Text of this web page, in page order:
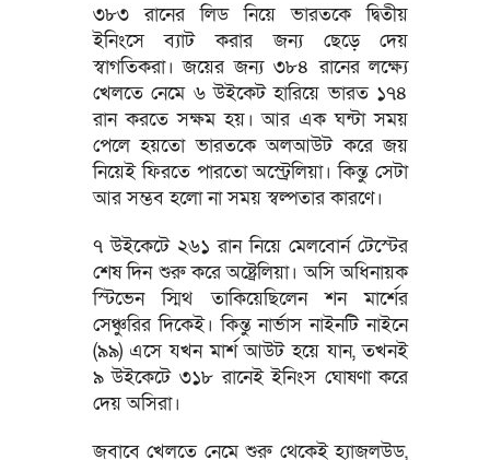
৩৮৩ রানের লিড নিয়ে ভারতকে দ্বিতীয়
ইনিংসে ব্যাট করার জন্য ছেড়ে দেয়
স্বাগতিকরা। জয়ের জন্য ৩৮৪ রানের লক্ষ্যে
খেলতে নেমে ৬ উইকেট হারিয়ে ভারত ১৭৪
রান করতে সক্ষম হয়। আর এক ঘন্টা সময়
পেলে হয়তো ভারতকে অলআউট করে জয়
নিয়েই ফিরতে পারতো অস্ট্রেলিয়া। কিন্তু সেটা
আর সম্ভব হলো না সময় স্বল্পতার কারণে।
৭ উইকেটে ২৬১ রান নিয়ে মেলবোর্ন টেস্টের
শেষ দিন শুরু করে অষ্ট্রেলিয়া। অসি অধিনায়ক
স্টিভেন স্মিথ তাকিয়েছিলেন শন মার্শের
সেঞ্চুরির দিকেই। কিন্তু নার্ভাস নাইনটি নাইনে
(৯৯) এসে যখন মার্শ আউট হয়ে যান, তখনই
৯ উইকেটে ৩১৮ রানেই ইনিংস ঘোষণা করে
দেয় অসিরা।
জবাবে খেলতে নেমে শুরু থেকেই হ্যাজলউড,